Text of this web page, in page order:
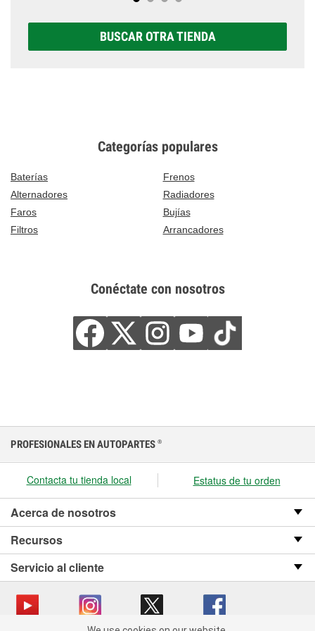
BUSCAR OTRA TIENDA
Categorías populares
Baterías
Frenos
Alternadores
Radiadores
Faros
Bujías
Filtros
Arrancadores
Conéctate con nosotros
PROFESIONALES EN AUTOPARTES ®
Contacta tu tienda local Estatus de tu orden
Acerca de nosotros
Recursos
Servicio al cliente